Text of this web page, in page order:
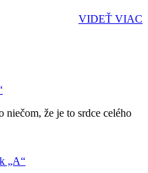
VIDEŤ VIAC
niečom, že je to srdce celého
„A“